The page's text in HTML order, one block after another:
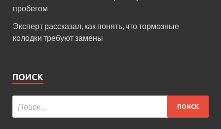
пробегом
Эксперт рассказал, как понять, что тормозные
колодки требуют замены
ПОИСК